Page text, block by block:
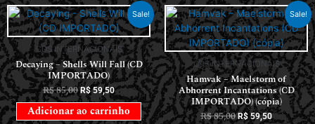
Sale!
CDS INTERNACIONAIS
Decaying – Shells Will Fall (CD
IMPORTADO)
R$85,00 R$59,50
Adicionar ao carrinho
Sale!
CDS INTERNACIONAIS
Hamvak – Maelstorm of
Abhorrent Incantations (CD
IMPORTADO) (cópia)
R$85,00 R$59,50